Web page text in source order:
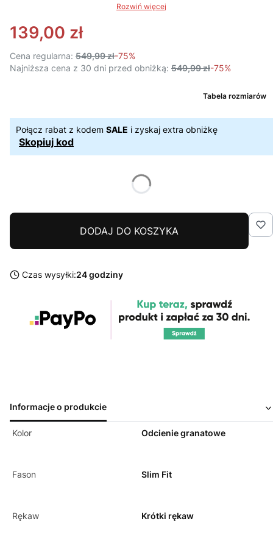
Rozwiń więcej
139,00 zł
Cena regularna: 549,99 zł-75%
Najniższa cena z 30 dni przed obniżką: 549,99 zł-75%
Tabela rozmiarów
Połącz rabat z kodem SALE i zyskaj extra obniżkę
Skopiuj kod
DODAJ DO KOSZYKA
Czas wysyłki:24 godziny
Informacje o produkcie
Kolor Odcienie granatowe
Fason Slim Fit
Rękaw Krótki rękaw